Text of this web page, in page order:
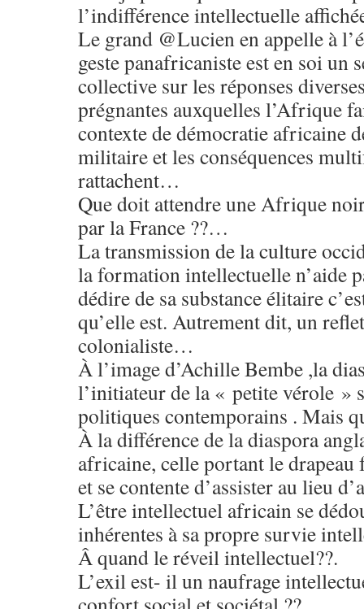
l’indifférence intellectuelle
Le grand @Lucien en appelle à
geste panafricaniste est en soi un
collective sur les réponses
prégnantes auxquelles l’Afrique
contexte de démocratie africaine
militaire et les conséquences
rattachent…
Que doit attendre une Afrique
par la France ??…
La transmission de la culture
la formation intellectuelle n’aide
dédire de sa substance élitaire
qu’elle est. Autrement dit, un
colonialiste…
À l’image d’Achille Bembe ,la
l’initiateur de la « petite vérole »
politiques contemporains . Mais
À la différence de la diaspora
africaine, celle portant le drapeau
et se contente d’assister au lieu
L’être intellectuel africain se
inhérentes à sa propre survie
Â quand le réveil intellectuel??.
L’exil est- il un naufrage